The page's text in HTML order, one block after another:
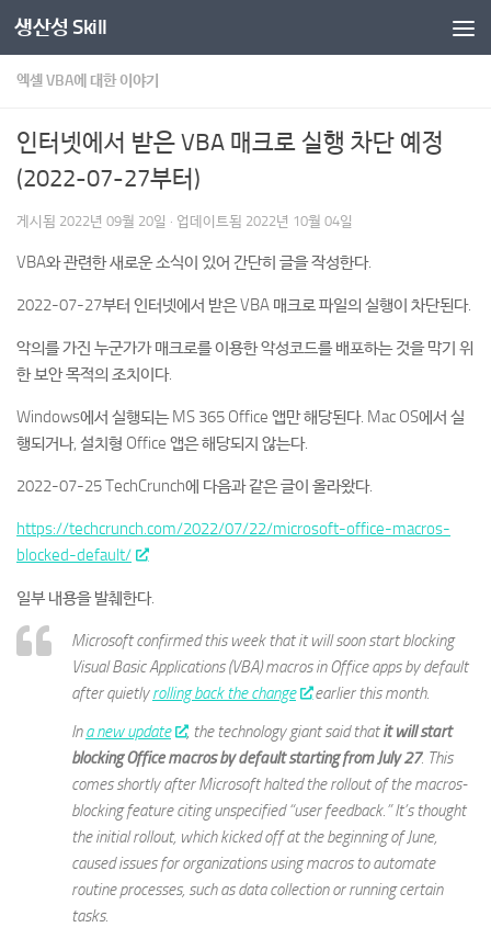
콘텐츠로 건너뛰기
생산성 Skill
엑셀 VBA에 대한 이야기
인터넷에서 받은 VBA 매크로 실행 차단 예정
(2022-07-27부터)
게시됨 2022년 09월 20일 · 업데이트됨 2022년 10월 04일
VBA와 관련한 새로운 소식이 있어 간단히 글을 작성한다.
2022-07-27부터 인터넷에서 받은 VBA 매크로 파일의 실행이 차단된다.
악의를 가진 누군가가 매크로를 이용한 악성코드를 배포하는 것을 막기 위
한 보안 목적의 조치이다.
Windows에서 실행되는 MS 365 Office 앱만 해당된다. Mac OS에서 실
행되거나, 설치형 Office 앱은 해당되지 않는다.
2022-07-25 TechCrunch에 다음과 같은 글이 올라왔다.
https://techcrunch.com/2022/07/22/microsoft-office-macros-
blocked-default/
일부 내용을 발췌한다.
Microsoft confirmed this week that it will soon start blocking
Visual Basic Applications (VBA) macros in Office apps by default
after quietlyrolling back the change
earlier this month.
Ina new update , the technology giant said thatit will start
blocking Office macros by default starting from July 27. This
comes shortly after Microsoft halted the rollout of the macros-
blocking feature citing unspecified “user feedback.” It’s thought
the initial rollout, which kicked off at the beginning of June,
caused issues for organizations using macros to automate
routine processes, such as data collection or running certain
tasks.